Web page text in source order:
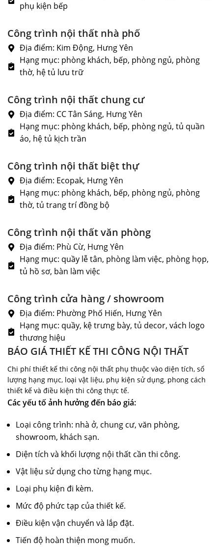
phụ kiện bếp
Công trình nội thất nhà phố
Địa điểm: Kim Động, Hưng Yên
Hạng mục: phòng khách, bếp, phòng ngủ, phòng
thờ, hệ tủ lưu trữ
Công trình nội thất chung cư
Địa điểm: CC Tân Sáng, Hưng Yên
Hạng mục: phòng khách, bếp, phòng ngủ, tủ quần
áo, hệ tủ kịch trần
Công trình nội thất biệt thự
Địa điểm: Ecopak, Hưng Yên
Hạng mục: phòng khách, bếp, phòng ngủ, phòng
thờ, tủ trang trí đồng bộ
Công trình nội thất văn phòng
Địa điểm: Phù Cừ, Hưng Yên
Hạng mục: quầy lễ tân, phòng làm việc, phòng họp,
tủ hồ sơ, bàn làm việc
Công trình cửa hàng / showroom
Địa điểm: Phường Phố Hiến, Hưng Yên
Hạng mục: quầy, kệ trưng bày, tủ decor, vách logo
thương hiệu
BÁO GIÁ THIẾT KẾ THI CÔNG NỘI THẤT
Chi phí thiết kế thi công nội thất phụ thuộc vào diện tích, số
lượng hạng mục, loại vật liệu, phụ kiện sử dụng, phong cách
thiết kế và điều kiện thi công thực tế.
Các yếu tố ảnh hưởng đến báo giá:
Loại công trình: nhà ở, chung cư, văn phòng,
showroom, khách sạn.
Diện tích và khối lượng nội thất cần thi công.
Vật liệu sử dụng cho từng hạng mục.
Loại phụ kiện đi kèm.
Mức độ phức tạp của thiết kế.
Điều kiện vận chuyển và lắp đặt.
Tiến độ hoàn thiện mong muốn.